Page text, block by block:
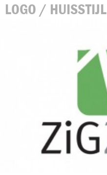
LOGO / HUISSTIJL